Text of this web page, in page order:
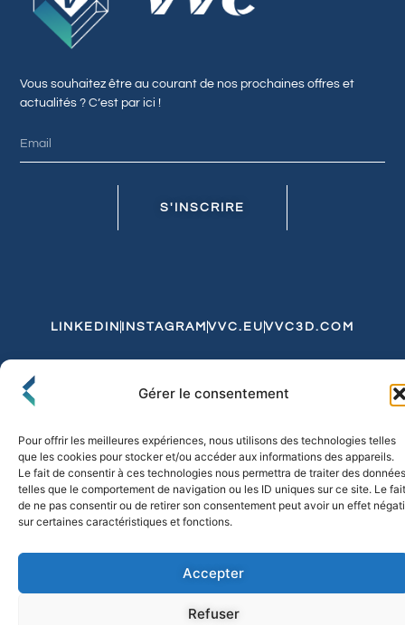
Gérer le consentement
Pour offrir les meilleures expériences, nous utilisons des technologies telles
que les cookies pour stocker et/ou accéder aux informations des appareils.
Le fait de consentir à ces technologies nous permettra de traiter des données
telles que le comportement de navigation ou les ID uniques sur ce site. Le fait
de ne pas consentir ou de retirer son consentement peut avoir un effet
sur certaines caractéristiques et fonctions.
Accepter
Refuser
Vous souhaitez être au courant de nos prochaines offres et
actualités ? C’est par ici !
S'INSCRIRE
LINKEDIN INSTAGRAM VVC.EU VVC3D.COM
Politique de Confidentialité et de CookiesExpédition et Livraison
© 2026 FLO & CO. All Rights Reserved